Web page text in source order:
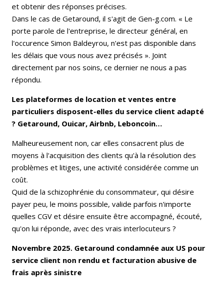
et obtenir des réponses précises.
Dans le cas de Getaround, il s'agit de Gen-g.com. « Le
porte parole de l'entreprise, le directeur général, en
l'occurence Simon Baldeyrou, n'est pas disponible dans
les délais que vous nous avez précisés ». Joint
directement par nos soins, ce dernier ne nous a pas
répondu.
Les plateformes de location et ventes entre
particuliers disposent-elles du service client adapté
? Getaround, Ouicar, Airbnb, Leboncoin…
Malheureusement non, car elles consacrent plus de
moyens à l'acquisition des clients qu'à la résolution des
problèmes et litiges, une activité considérée comme un
coût.
Quid de la schizophrénie du consommateur, qui désire
payer peu, le moins possible, valide parfois n'importe
quelles CGV et désire ensuite être accompagné, écouté,
qu'on lui réponde, avec des vrais interlocuteurs ?
Novembre 2025. Getaround condamnée aux US pour
service client non rendu et facturation abusive de
frais après sinistre